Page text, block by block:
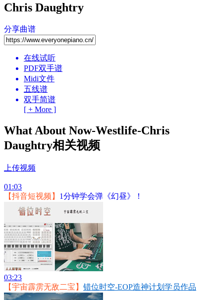
Chris Daughtry
分享曲谱
在线试听
PDF双手谱
Midi文件
五线谱
双手简谱
[ + More ]
What About Now-Westlife-Chris
Daughtry相关视频
上传视频
01:03
【抖音短视频】 1分钟学会弹《幻昼》！
03:23
【宇宙霹雳无敌二宝】 错位时空-EOP造神计划学员作品